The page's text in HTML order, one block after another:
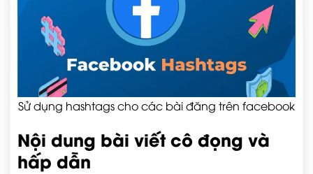
Sử dụng hashtags cho các bài đăng trên facebook
Nội dung bài viết cô đọng và
hấp dẫn